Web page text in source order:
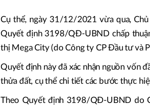
Cụ thể, ngày 31/12/2021 vừa qua,
Quyết định 3198/QĐ-UBND chấp
thị Mega City (do Công ty CP Đầu tư và
Quyết định này đã xác nhận nguồn vốn
thửa đất, cụ thể chi tiết các bước thực
Theo Quyết định 3198/QĐ-UBND do